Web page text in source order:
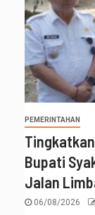
PEMERINTAHAN
Bupati
Jalan
06/08/2026